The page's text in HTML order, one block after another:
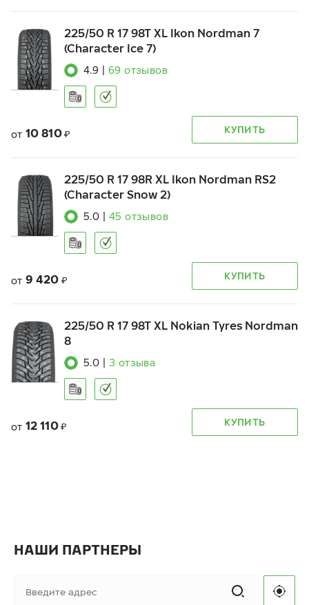
225/50 R 17 98T XL Ikon Nordman 7
(Character Ice 7)
4.9 69 отзывов
от 10 810 ₽ КУПИТЬ
225/50 R 17 98R XL Ikon Nordman RS2
(Character Snow 2)
5.0 45 отзывов
от 9 420 ₽ КУПИТЬ
225/50 R 17 98T XL Nokian Tyres Nordman
8
5.0 3 отзыва
от 12 110 ₽ КУПИТЬ
НАШИ ПАРТНЕРЫ